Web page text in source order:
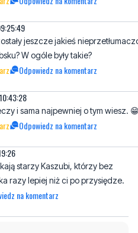
Odpowiedz na komentarz
i sama najpewniej o tym wiesz.
starzy Kaszubi, którzy bez
na komentarz